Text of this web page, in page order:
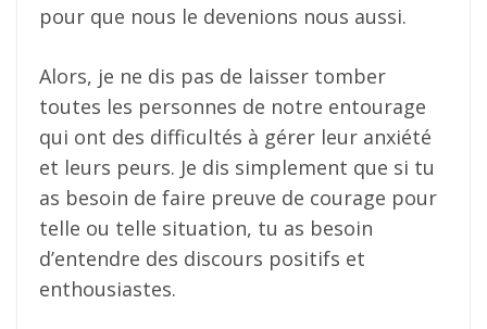
pour que nous le devenions nous aussi.
Alors, je ne dis pas de laisser tomber
toutes les personnes de notre entourage
qui ont des difficultés à gérer leur anxiété
et leurs peurs. Je dis simplement que si tu
as besoin de faire preuve de courage pour
telle ou telle situation, tu as besoin
d’entendre des discours positifs et
enthousiastes.